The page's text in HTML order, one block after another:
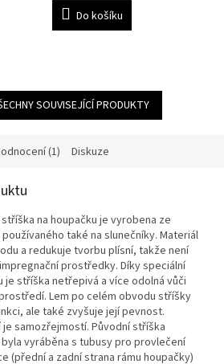
Do košíku
SOUVISEJÍCÍ PRODUKTY
(1) Diskuze
na houpačku je vyrobena ze
také na slunečníky. Materiál
a redukuje tvorbu plísní, takže není
prostředky. Díky speciální
je stříška netřepivá a více odolná vůči
Lem po celém obvodu stříšky
ale také zvyšuje její pevnost.
je samozřejmostí. Původní stříška
vyráběna s tubusy pro provlečení
(přední a zadní strana rámu houpačky)